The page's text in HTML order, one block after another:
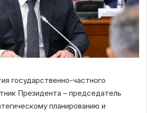
государственно-частного
Президента – председатель
планированию и